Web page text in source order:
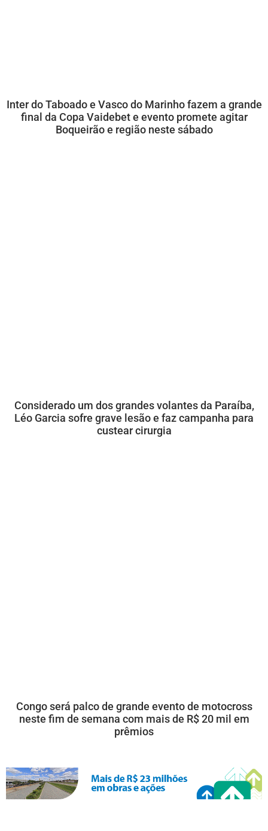
Inter do Taboado e Vasco do Marinho fazem a grande
final da Copa Vaidebet e evento promete agitar
Boqueirão e região neste sábado
Considerado um dos grandes volantes da Paraíba,
Léo Garcia sofre grave lesão e faz campanha para
custear cirurgia
Congo será palco de grande evento de motocross
neste fim de semana com mais de R$ 20 mil em
prêmios